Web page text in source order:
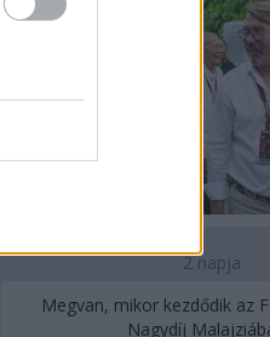
2 napja
Megvan, mikor kezdődik az
Nagydíj